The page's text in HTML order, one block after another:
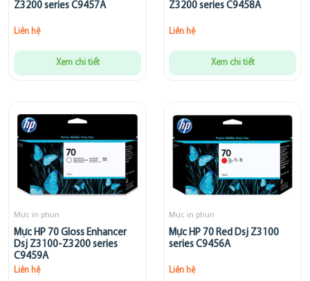
Z3200 series C9457A
Liên hệ
Xem chi tiết
Z3200 series C9458A
Liên hệ
Xem chi tiết
Mực in phun
Mực HP 70 Gloss Enhancer
Dsj Z3100-Z3200 series
C9459A
Liên hệ
Mực in phun
Mực HP 70 Red Dsj Z3100
series C9456A
Liên hệ